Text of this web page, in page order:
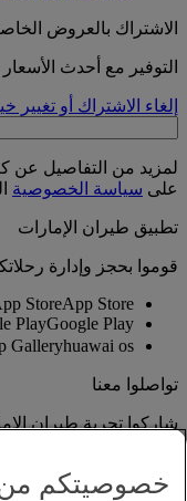
الاشتراك بالعروض
التوفير مع أحدث
إلغاء الاشتراك أو تغيير
لمزيد من التفاصيل عن
على سياسة الخصوصية
تطبيق طيران الإمارات
قوموا بحجز وإدارة
StoreApp Store
PlayGoogle Play
Galleryhuawai os
تواصلوا معنا
شاركوا تجربة طيران
خصوصيتكم من